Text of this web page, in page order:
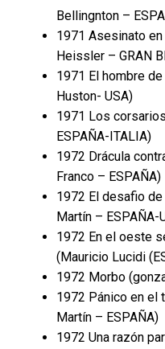
Bellingnton –
1971 Asesinato
Heissler – GRAN
1971 El hombre
Huston- USA)
1971 Los
ESPAÑA-ITALIA)
1972 Drácula
Franco – ESPAÑA)
1972 El desafio
Martín – ESPAÑA-
1972 En el oeste
(Mauricio Lucidi
1972 Morbo
1972 Pánico en el
Martín – ESPAÑA)
1972 Una razón